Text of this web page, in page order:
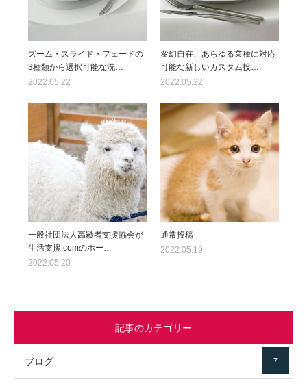
ズーム・スライド・フェードの
3種類から選択可能な洗…
2022.05.22
変幻自在、あらゆる業種に対応
可能な新しいカスタム投…
2022.05.22
一般社団法人高齢者支援協会が
生活支援.comのホー…
2022.05.20
通常投稿
2022.05.19
記事のカテゴリー
ブログ 7